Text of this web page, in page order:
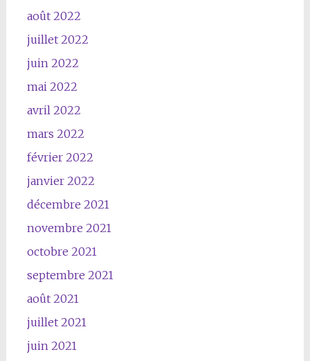
août 2022
juillet 2022
juin 2022
mai 2022
avril 2022
mars 2022
février 2022
janvier 2022
décembre 2021
novembre 2021
octobre 2021
septembre 2021
août 2021
juillet 2021
juin 2021